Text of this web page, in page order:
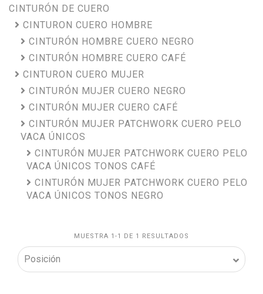
CINTURÓN DE CUERO
CINTURON CUERO HOMBRE
CINTURÓN HOMBRE CUERO NEGRO
CINTURÓN HOMBRE CUERO CAFÉ
CINTURON CUERO MUJER
CINTURÓN MUJER CUERO NEGRO
CINTURÓN MUJER CUERO CAFÉ
CINTURÓN MUJER PATCHWORK CUERO PELO
VACA ÚNICOS
CINTURÓN MUJER PATCHWORK CUERO PELO
VACA ÚNICOS TONOS CAFÉ
CINTURÓN MUJER PATCHWORK CUERO PELO
VACA ÚNICOS TONOS NEGRO
MUESTRA 1-1 DE 1 RESULTADOS